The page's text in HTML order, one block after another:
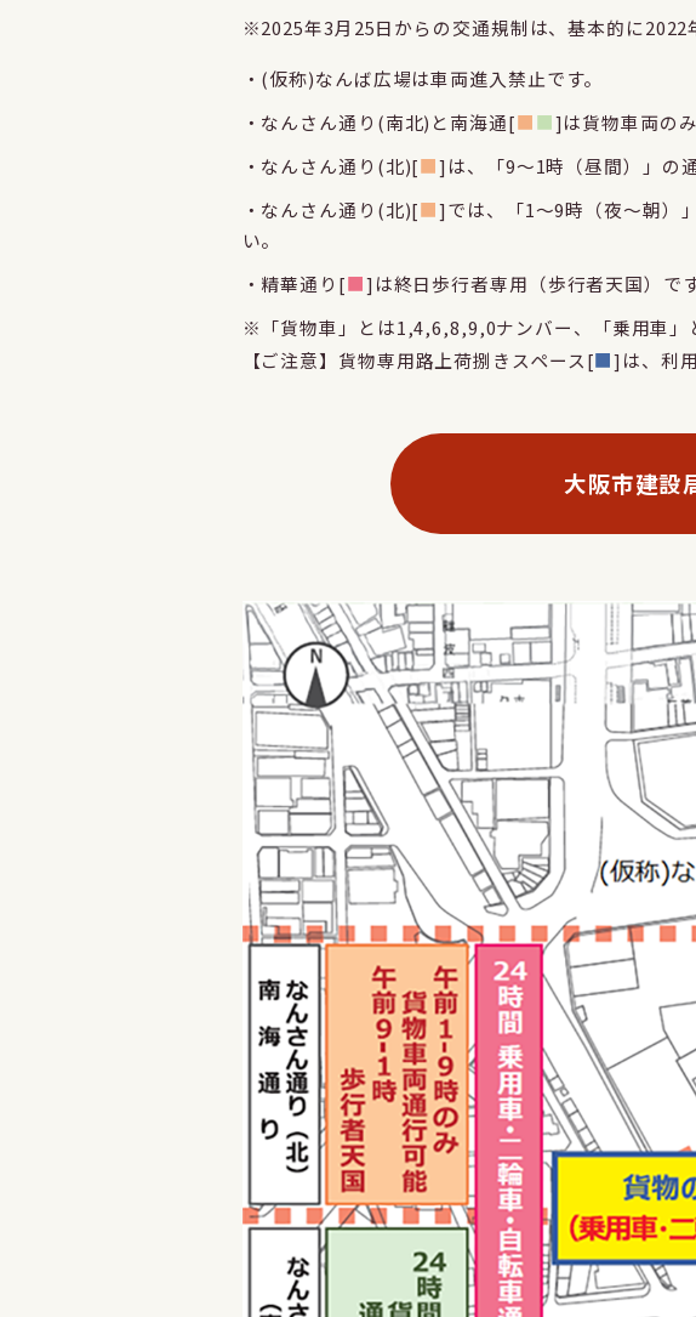
※2025年3月25日からの交通規制は、基本的に2022
・(仮称)なんば広場は車両進入禁止です。
・なんさん通り(南北)と南海通[■■]は貨物車両の
・なんさん通り(北)[■]は、「9～1時（昼間）」の
・なんさん通り(北)[■]では、「1～9時（夜～朝）
い。
・精華通り[■]は終日歩行者専用（歩行者天国）で
※「貨物車」とは1,4,6,8,9,0ナンバー、「乗用車」
【ご注意】貨物専用路上荷捌きスペース[■]は、利
大阪市建設